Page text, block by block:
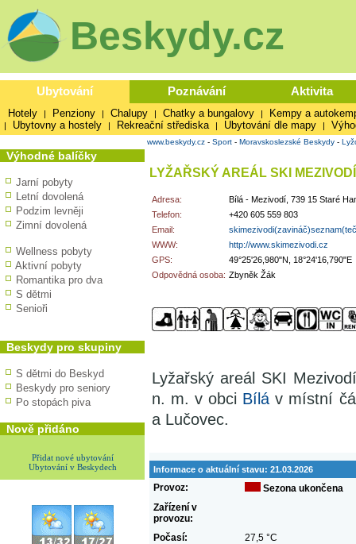
Beskydy.cz
Ubytování Poznávání Aktivita
Hotely | Penziony | Chalupy | Chatky a bungalovy | Kempy a
| Ubytovny a hostely | Rekreační střediska | Ubytování dle mapy |
Výhodné balíčky
Jarní pobyty
Letní dovolená
Podzim levněji
Zimní dovolená
Wellness pobyty
Aktivní pobyty
Romantika pro dva
S dětmi
Senioři
Beskydy pro skupiny
S dětmi do Beskyd
Beskydy pro seniory
Po stopách piva
Nově přidáno
Přidat nové ubytování
Ubytování v Beskydech
www.beskydy.cz - Sport - Moravskoslezské Beskydy -
LYŽAŘSKÝ AREÁL SKI MEZIVODÍ
Adresa:
Bílá - Mezivodí, 739 15 Staré
Telefon:
+420 605 559 803
Email:
WWW:
http://www.skimezivodi.cz
GPS:
49°25'26,980"N, 18°24'16,790"E
Odpovědná osoba: Zbyněk Žák
Lyžařský areál SKI
n. m. v obci Bílá v místní
a Lučovec.
Informace o aktuální stavu: 21.03.2026
Provoz:
Sezona ukončena
Zařízení v
provozu:
Počasí:
27,5 °C